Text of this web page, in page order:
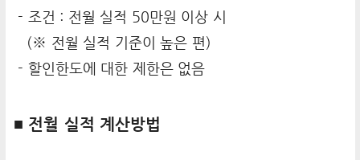
- 조건 : 전월 실적 50만원 이상 시
(※ 전월 실적 기준이 높은 편)
- 할인한도에 대한 제한은 없음
■ 전월 실적 계산방법